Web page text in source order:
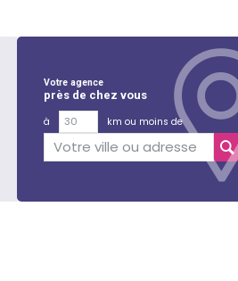
Votre agence
près de chez vous
à
km ou moins de